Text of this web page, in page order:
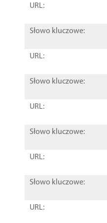
URL:
Słowo kluczowe:
URL:
Słowo kluczowe:
URL:
Słowo kluczowe:
URL:
Słowo kluczowe:
URL: